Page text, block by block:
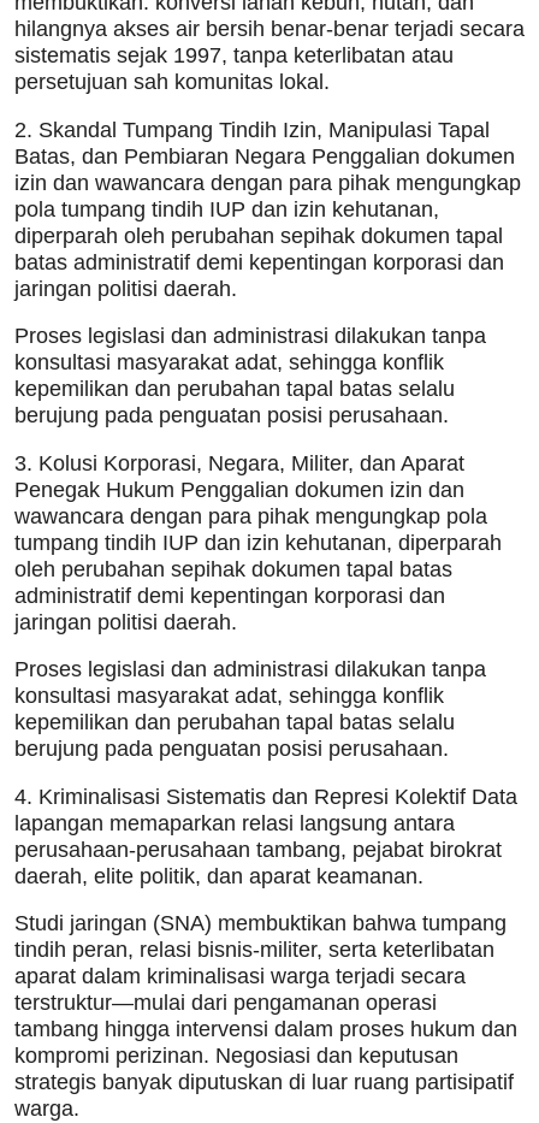
hilangnya akses air bersih benar-benar terjadi secara
sistematis sejak 1997, tanpa keterlibatan atau
persetujuan sah komunitas lokal.
2. Skandal Tumpang Tindih Izin, Manipulasi Tapal
Batas, dan Pembiaran Negara Penggalian dokumen
izin dan wawancara dengan para pihak mengungkap
pola tumpang tindih IUP dan izin kehutanan,
diperparah oleh perubahan sepihak dokumen tapal
batas administratif demi kepentingan korporasi dan
jaringan politisi daerah.
Proses legislasi dan administrasi dilakukan tanpa
konsultasi masyarakat adat, sehingga konflik
kepemilikan dan perubahan tapal batas selalu
berujung pada penguatan posisi perusahaan.
3. Kolusi Korporasi, Negara, Militer, dan Aparat
Penegak Hukum Penggalian dokumen izin dan
wawancara dengan para pihak mengungkap pola
tumpang tindih IUP dan izin kehutanan, diperparah
oleh perubahan sepihak dokumen tapal batas
administratif demi kepentingan korporasi dan
jaringan politisi daerah.
Proses legislasi dan administrasi dilakukan tanpa
konsultasi masyarakat adat, sehingga konflik
kepemilikan dan perubahan tapal batas selalu
berujung pada penguatan posisi perusahaan.
4. Kriminalisasi Sistematis dan Represi Kolektif Data
lapangan memaparkan relasi langsung antara
perusahaan-perusahaan tambang, pejabat birokrat
daerah, elite politik, dan aparat keamanan.
Studi jaringan (SNA) membuktikan bahwa tumpang
tindih peran, relasi bisnis-militer, serta keterlibatan
aparat dalam kriminalisasi warga terjadi secara
terstruktur—mulai dari pengamanan operasi
tambang hingga intervensi dalam proses hukum dan
kompromi perizinan. Negosiasi dan keputusan
strategis banyak diputuskan di luar ruang partisipatif
warga.